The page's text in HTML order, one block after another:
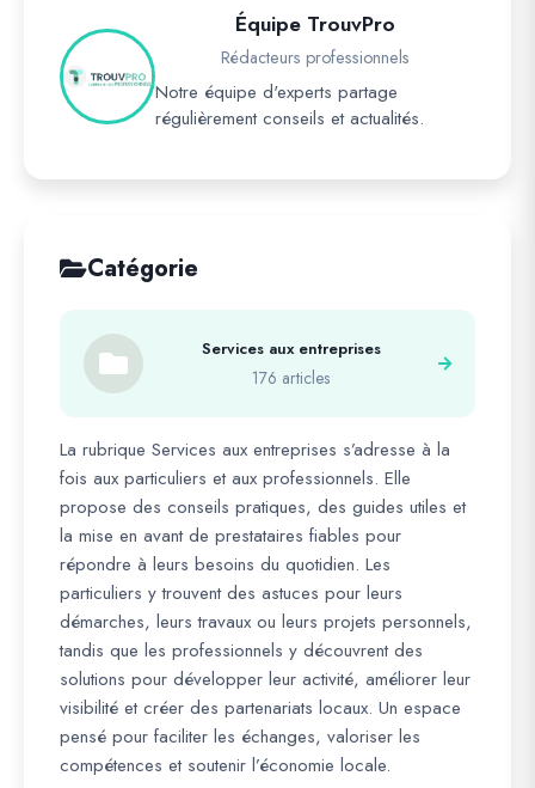
Équipe TrouvPro
Rédacteurs professionnels
Notre équipe d'experts partage
régulièrement conseils et actualités.
Catégorie
Services aux entreprises
176 articles
La rubrique Services aux entreprises s’adresse à la
fois aux particuliers et aux professionnels. Elle
propose des conseils pratiques, des guides utiles et
la mise en avant de prestataires fiables pour
répondre à leurs besoins du quotidien. Les
particuliers y trouvent des astuces pour leurs
démarches, leurs travaux ou leurs projets personnels,
tandis que les professionnels y découvrent des
solutions pour développer leur activité, améliorer leur
visibilité et créer des partenariats locaux. Un espace
pensé pour faciliter les échanges, valoriser les
compétences et soutenir l’économie locale.